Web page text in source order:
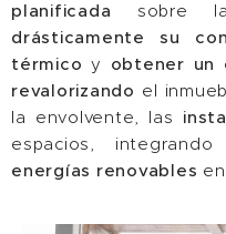
planificada sobre
drásticamente su
térmico y obtener un
revalorizando el
la envolvente, las
espacios,
energías renovables